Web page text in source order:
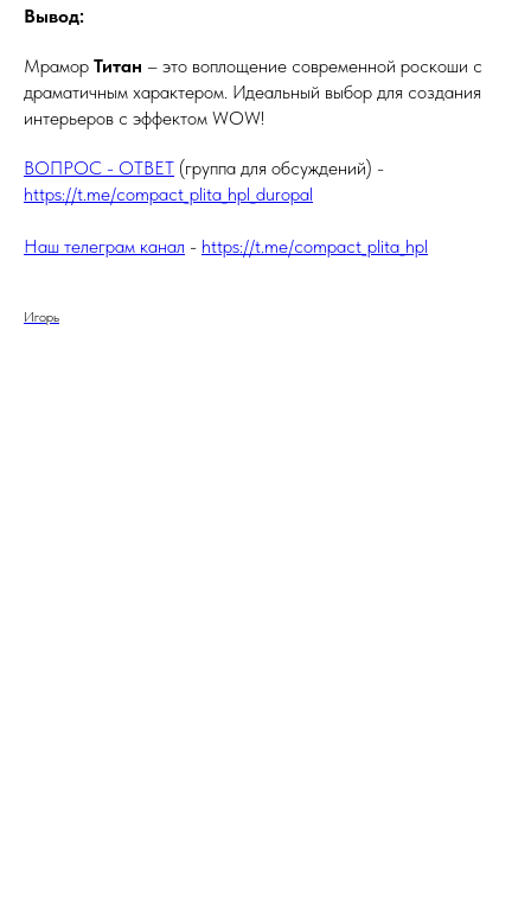
Вывод:
Мрамор Титан – это воплощение современной роскоши с
драматичным характером. Идеальный выбор для создания
интерьеров с эффектом WOW!
ВОПРОС - ОТВЕТ (группа для обсуждений) -
https://t.me/compact_plita_hpl_duropal
Наш телеграм канал - https://t.me/compact_plita_hpl
Игорь